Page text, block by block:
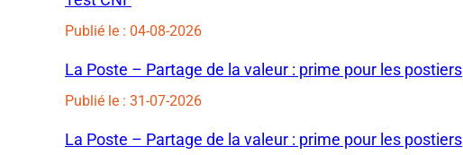
Publié le : 04-08-2026
La Poste – Partage de la valeur : prime pour les postiers
Publié le : 31-07-2026
La Poste – Partage de la valeur : prime pour les postiers